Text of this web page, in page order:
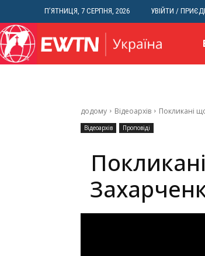
П’ЯТНИЦЯ, 7 СЕРПНЯ, 2026 УВІЙТИ /
додому Відеоархів Покликані
Відеоархів Проповіді